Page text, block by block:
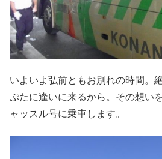
いよいよ弘前ともお別れの時間。
ぷたに逢いに来るから。その想い
ャッスル号に乗車します。